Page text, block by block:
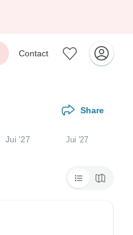
Contact
Share
Jui '27 Jui '27